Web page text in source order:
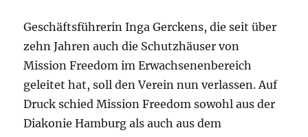
Geschäftsführerin Inga Gerckens, die seit über
zehn Jahren auch die Schutzhäuser von
Mission Freedom im Erwachsenenbereich
geleitet hat, soll den Verein nun verlassen. Auf
Druck schied Mission Freedom sowohl aus der
Diakonie Hamburg als auch aus dem